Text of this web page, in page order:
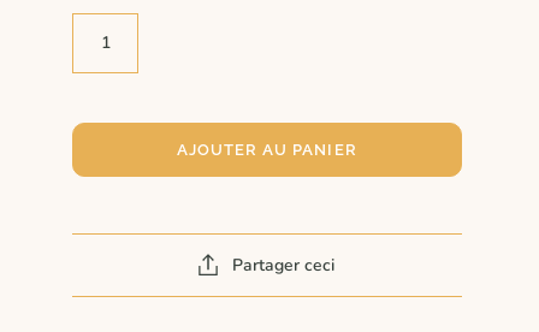
AJOUTER AU PANIER
Partager ceci